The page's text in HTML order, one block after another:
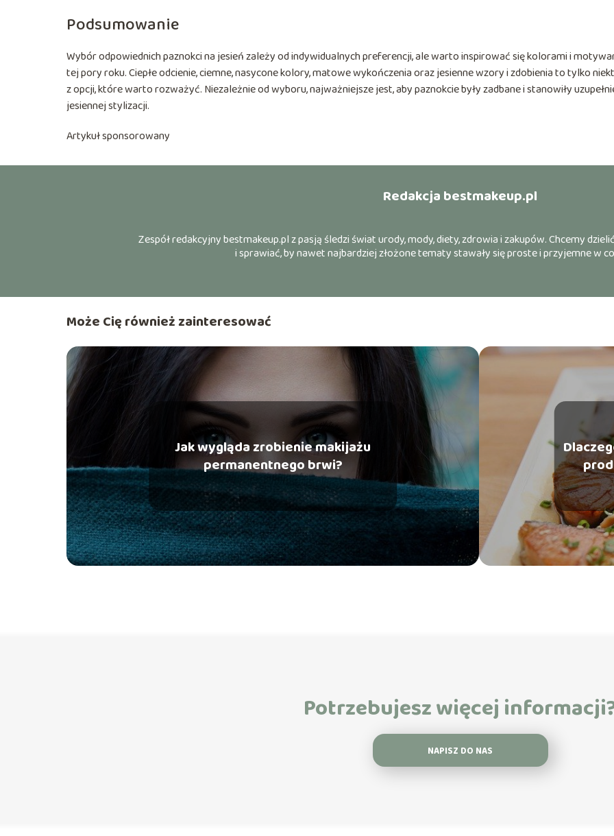
Podsumowanie
Wybór odpowiednich paznokci na jesień zależy od indywidualnych preferencji, ale warto inspirować się kolorami i
tej pory roku. Ciepłe odcienie, ciemne, nasycone kolory, matowe wykończenia oraz jesienne wzory i zdobienia to tylko
z opcji, które warto rozważyć. Niezależnie od wyboru, najważniejsze jest, aby paznokcie były zadbane i stanowiły
jesiennej stylizacji.
Artykuł sponsorowany
Redakcja bestmakeup.pl
Zespół redakcyjny bestmakeup.pl z pasją śledzi świat urody, mody, diety, zdrowia i zakupów. Chcemy
i sprawiać, by nawet najbardziej złożone tematy stawały się proste i przyjemne w
Może Cię również zainteresować
Jak wygląda zrobienie makijażu
permanentnego brwi?
Potrzebujesz więcej
NAPISZ DO NAS